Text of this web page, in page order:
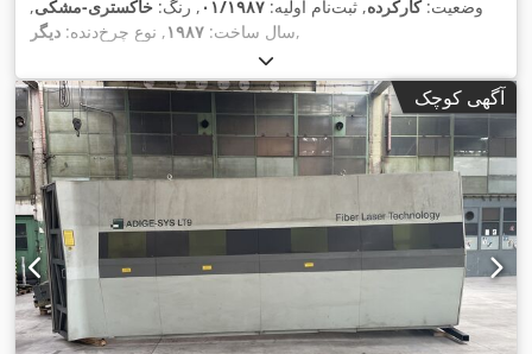
وضعیت:کارکرده, ثبت‌نام اولیه: ۰۱/۱۹۸۷ , رنگ: خاکستری-مشکی,
سال ساخت: ۱۹۸۷, نوع چرخ‌دنده: دیگر ,
آگهی کوچک